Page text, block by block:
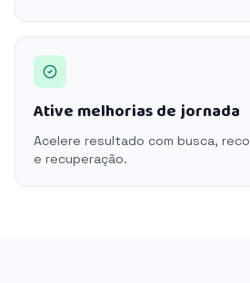
Ative melhorias de jornada
Acelere resultado com busca,
e recuperação.